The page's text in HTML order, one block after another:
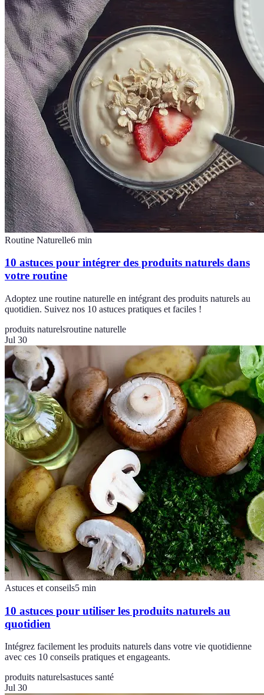
Routine Naturelle6 min
10 astuces pour intégrer des produits naturels dans
votre routine
Adoptez une routine naturelle en intégrant des produits naturels au
quotidien. Suivez nos 10 astuces pratiques et faciles !
produits naturelsroutine naturelle
Jul 30
Astuces et conseils5 min
10 astuces pour utiliser les produits naturels au
quotidien
Intégrez facilement les produits naturels dans votre vie quotidienne
avec ces 10 conseils pratiques et engageants.
produits naturelsastuces santé
Jul 30